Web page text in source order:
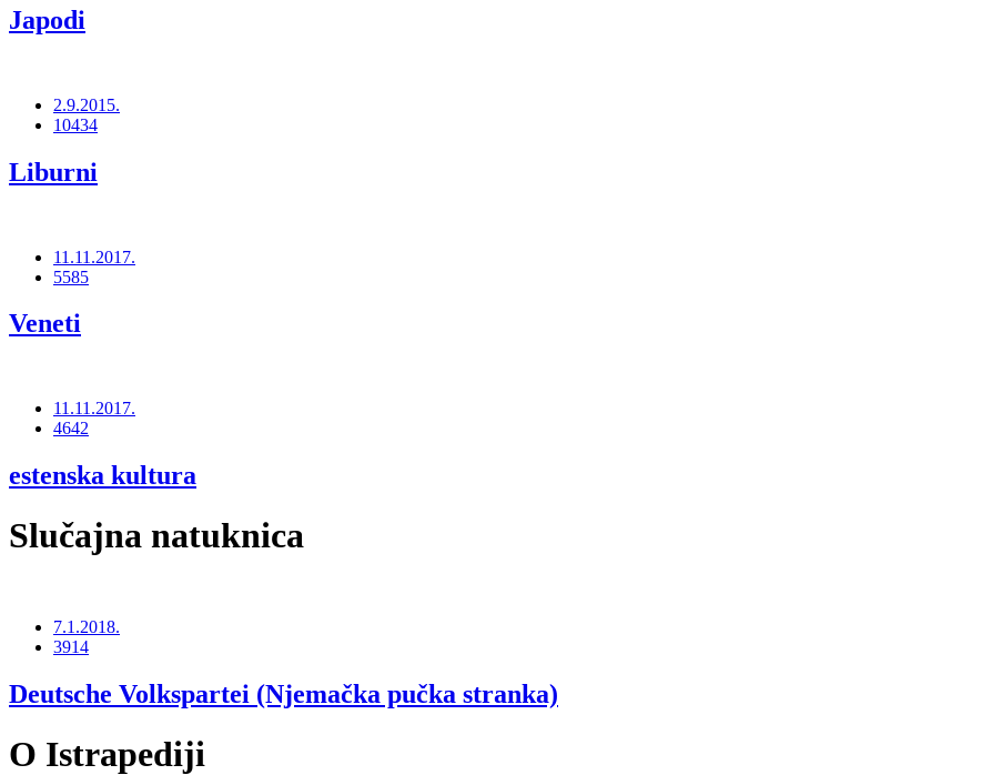
Japodi
2.9.2015.
10434
Liburni
11.11.2017.
5585
Veneti
11.11.2017.
4642
estenska kultura
Slučajna natuknica
7.1.2018.
3914
Deutsche Volkspartei (Njemačka pučka stranka)
O Istrapediji